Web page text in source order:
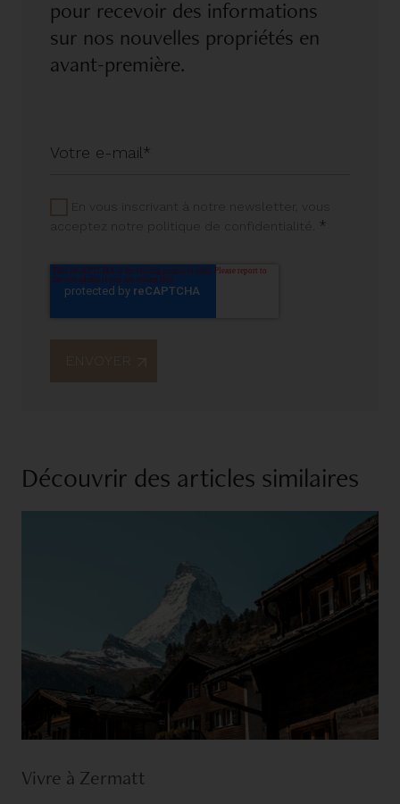
pour recevoir des informations
sur nos nouvelles propriétés en
avant-première.
En vous inscrivant à notre newsletter, vous
acceptez notre politique de confidentialité.
*
Découvrir des articles similaires
Vivre à Zermatt